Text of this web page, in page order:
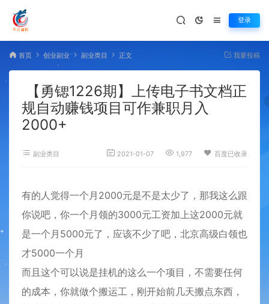
登录
首页 创业副业 副业类目 正文 我要投稿
【勇锶1226期】上传电子书文档正
规自动赚钱项目可作兼职月入
2000+
副业类目 2021-01-07 1,977 百度已收录
有的人觉得一个月2000元是不是太少了，那我这么跟
你说吧，你一个月领的3000元工资加上这2000元就
是一个月5000元了，应该不少了吧，北京高级白领也
才5000一个月
而且这个可以说是挂机的这么一个项目，不需要任何
的成本，你就做个搬运工，刚开始前几天搬点东西，